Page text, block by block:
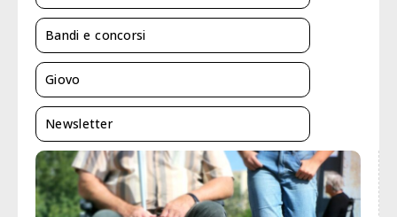
Bandi e concorsi
Giovo
Newsletter